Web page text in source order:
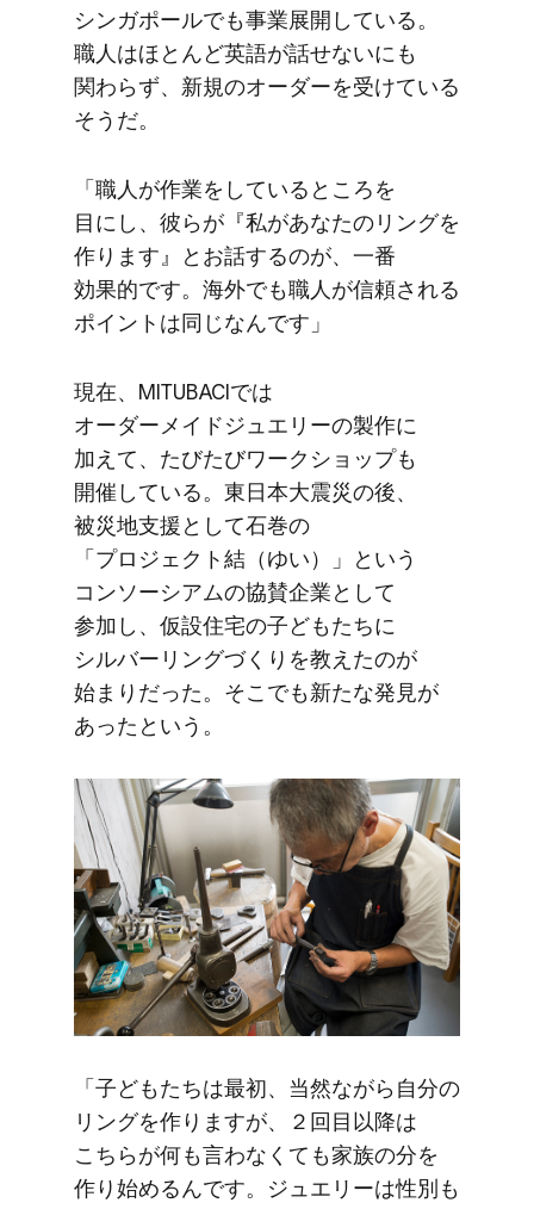
シンガポールでも​事業展開している。​
職人は​ほとんど​英語が​話せないにも​
関わらず、​新規の​オーダーを​受けている​
そうだ。
「職人が​作業を​している​ところを​
目にし、​彼らが​『私が​あなたのリングを​
作ります』とお話するのが、​一番​
効果的です。​海外でも​職人が​信頼される​
ポイントは​同じなんです」
現在、​MITUBACIでは​
オーダーメイドジュエリーの​製作に​
加えて、​たびたびワークショップも​
開催している。​東日本大震災の​後、​
被災地支援と​して​石巻の​
「プロジェクト結​（ゆい）」と​いう​
コンソーシアムの​協賛企業と​して​
参加し、​仮設住宅の​子ども​たちに​
シルバーリングづくりを​教えたのが​
始まりだった。​そこでも​新たな​発見が​
あったと​いう。
「子ども​たちは​最初、​当然ながら​自分の​
リングを​作りますが、​２回目以降は​
こちらが​何も​言わなくても​家族の​分を​
作り​始めるんです。​ジュエリーは​性別も​